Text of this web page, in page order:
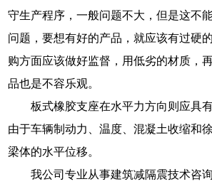
守生产程序，一般问题不大，但是这不
问题，要想有好的产品，就应该有过硬
购方面应该做好监督，用低劣的材质，
品也是不容乐观。
板式橡胶支座在水平力方向则应具
由于车辆制动力、温度、混凝土收缩和
梁体的水平位移。
我公司专业从事建筑减隔震技术咨